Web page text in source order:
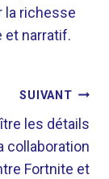
la richesse
et narratif.
SUIVANT
les détails
collaboration
Fortnite et